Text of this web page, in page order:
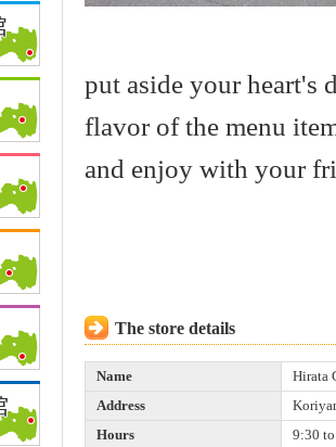
put aside your heart's
flavor of the menu
and enjoy with your
The store details
Name
Hirata
Address
Hours
9:30